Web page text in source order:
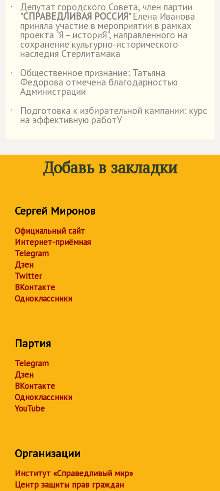
˙
Депутат городского Совета, член партии
"СПРАВЕДЛИВАЯ РОССИЯ" Елена Иванова
приняла участие в мероприятии в рамках
проекта "Я – историЯ", направленного на
сохранение культурно-исторического
наследия Стерлитамака
˙
Общественное признание: Татьяна
Федорова отмечена благодарностью
Администрации
˙
Подготовка к избирательной кампании: курс
на эффективную работУ
Добавь в закладки
Сергей Миронов
Официальный сайт
Интернет-приёмная
Telegram
Дзен
Twitter
ВКонтакте
Одноклассники
Партия
Telegram
Дзен
ВКонтакте
Одноклассники
YouTube
Организации
Институт «Справедливый мир»
Центр защиты прав граждан